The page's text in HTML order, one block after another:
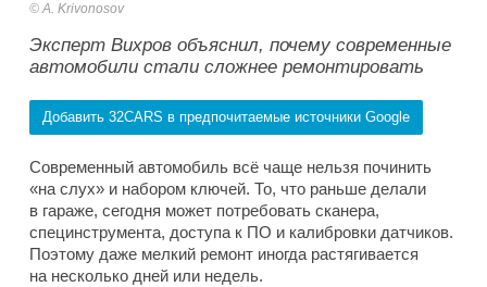
A. Krivonosov
Эксперт Вихров объяснил, почему современные
автомобили стали сложнее ремонтировать
Добавить 32CARS в предпочитаемые источники Google
Современный автомобиль всё чаще нельзя починить
«на слух» и набором ключей. То, что раньше делали
в гараже, сегодня может потребовать сканера,
специнструмента, доступа к ПО и калибровки датчиков.
Поэтому даже мелкий ремонт иногда растягивается
на несколько дней или недель.